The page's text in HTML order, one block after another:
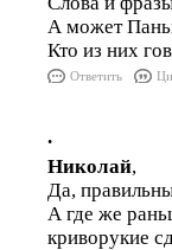
А может
Кто из них
Ответить
.
Николай,
Да,
А где же
криворукие